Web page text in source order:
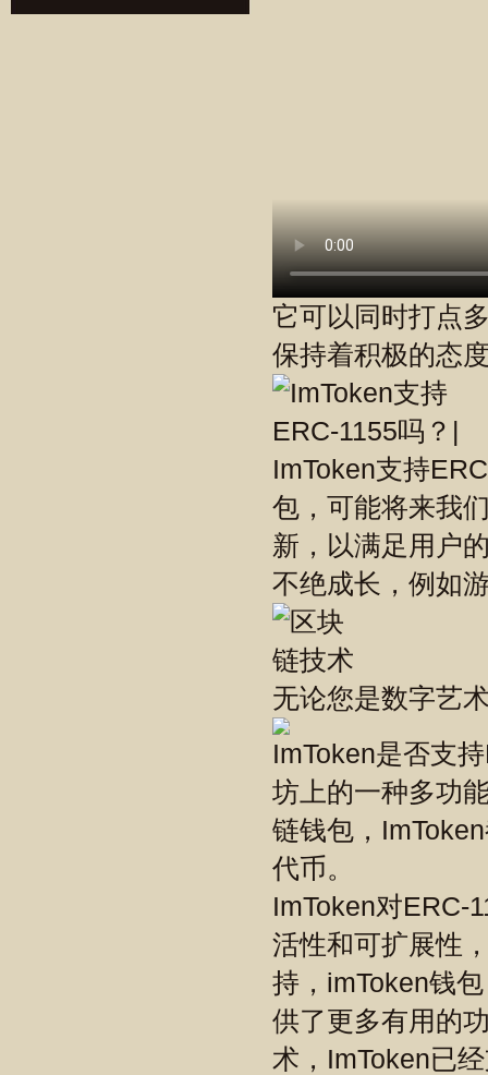
它可以同时打点
保持着积极的态
ImToken支持
包，可能将来我
新，以满足用户
不绝成长，例如
无论您是数字艺
ImToken是否支
坊上的一种多功
链钱包，
代币。
ImToken对ERC-
活性和可扩展性
持，imToken钱
供了更多有用的
术，ImToken已